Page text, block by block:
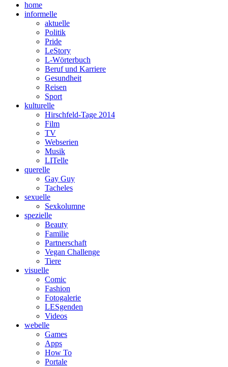
home
informelle
aktuelle
Politik
Pride
LeStory
L-Wörterbuch
Beruf und Karriere
Gesundheit
Reisen
Sport
kulturelle
Hirschfeld-Tage 2014
Film
TV
Webserien
Musik
LITelle
querelle
Gay Guy
Tacheles
sexuelle
Sexkolumne
spezielle
Beauty
Familie
Partnerschaft
Vegan Challenge
Tiere
visuelle
Comic
Fashion
Fotogalerie
LESgenden
Videos
webelle
Games
Apps
How To
Portale